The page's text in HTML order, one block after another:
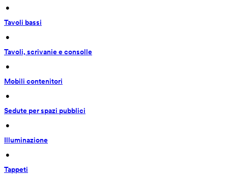
•
Tavoli bassi
•
Tavoli, scrivanie e consolle
•
Mobili contenitori
•
Sedute per spazi pubblici
•
Illuminazione
•
Tappeti